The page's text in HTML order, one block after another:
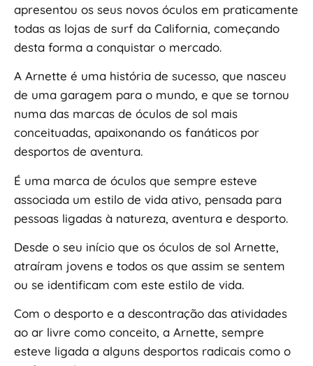
apresentou os seus novos óculos em praticamente
todas as lojas de surf da California, começando
desta forma a conquistar o mercado.
A Arnette é uma história de sucesso, que nasceu
de uma garagem para o mundo, e que se tornou
numa das marcas de óculos de sol mais
conceituadas, apaixonando os fanáticos por
desportos de aventura.
É uma marca de óculos que sempre esteve
associada um estilo de vida ativo, pensada para
pessoas ligadas à natureza, aventura e desporto.
Desde o seu início que os óculos de sol Arnette,
atraíram jovens e todos os que assim se sentem
ou se identificam com este estilo de vida.
Com o desporto e a descontração das atividades
ao ar livre como conceito, a Arnette, sempre
esteve ligada a alguns desportos radicais como o